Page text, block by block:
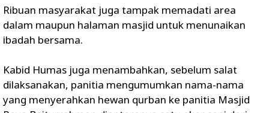
Ribuan masyarakat juga tampak memadati area
dalam maupun halaman masjid untuk menunaikan
ibadah bersama.
Kabid Humas juga menambahkan, sebelum salat
dilaksanakan, panitia mengumumkan nama-nama
yang menyerahkan hewan qurban ke panitia Masjid